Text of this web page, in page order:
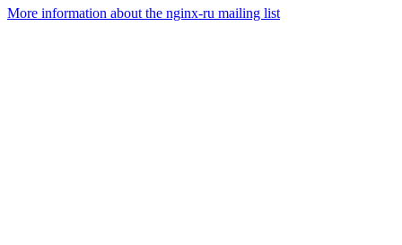
More information about the nginx-ru mailing list